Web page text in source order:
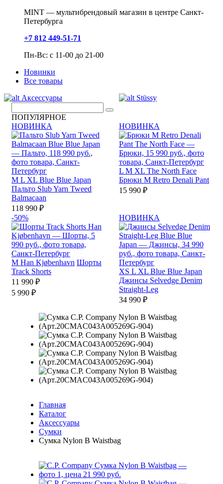
MINT — мультибрендовый магазин в центре Санкт-
Петербурга
+7 812 449-51-71
Пн-Вс: с 11-00 до 21-00
Новинки
Все товары
Аксессуары
Stüssy
ПОПУЛЯРНОЕ
НОВИНКА
M L XL Blue Blue Japan
Пальто Slub Yarn Tweed
Balmacaan
118 990 ₽
НОВИНКА
L M XL The North Face
Брюки M Retro Denali Pant
15 990 ₽
-50%
M Han Kjøbenhavn Шорты
Track Shorts
11 990 ₽
5 990 ₽
НОВИНКА
XS L XL Blue Blue Japan
Джинсы Selvedge Denim
Straight-Leg
34 990 ₽
Главная
Каталог
Аксессуары
Сумки
Сумка Nylon B Waistbag